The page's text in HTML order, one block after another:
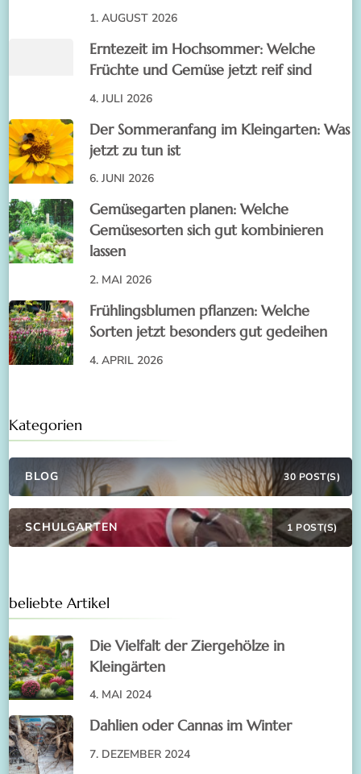
1. AUGUST 2026
Erntezeit im Hochsommer: Welche
Früchte und Gemüse jetzt reif sind
4. JULI 2026
Der Sommeranfang im Kleingarten: Was
jetzt zu tun ist
6. JUNI 2026
Gemüsegarten planen: Welche
Gemüsesorten sich gut kombinieren
lassen
2. MAI 2026
Frühlingsblumen pflanzen: Welche
Sorten jetzt besonders gut gedeihen
4. APRIL 2026
Kategorien
BLOG 30 POST(S)
SCHULGARTEN 1 POST(S)
beliebte Artikel
Die Vielfalt der Ziergehölze in
Kleingärten
4. MAI 2024
Dahlien oder Cannas im Winter
7. DEZEMBER 2024